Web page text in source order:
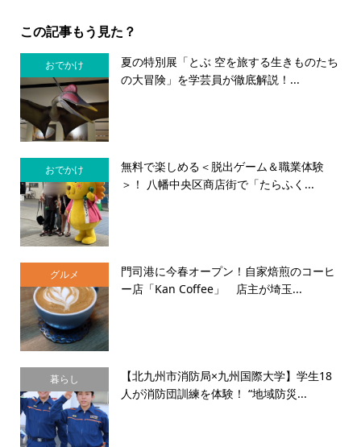
この記事もう見た？
おでかけ
夏の特別展「とぶ 空を旅する生きものたち
の大冒険」を学芸員が徹底解説！...
おでかけ
無料で楽しめる＜脱出ゲーム＆職業体験
＞！ 八幡中央区商店街で「たらふく...
グルメ
門司港に今春オープン！自家焙煎のコーヒ
ー店「Kan Coffee」 店主が埼玉...
暮らし
【北九州市消防局×九州国際大学】学生18
人が消防団訓練を体験！ “地域防災...